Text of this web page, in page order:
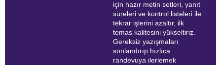
için hazır metin setleri, yanıt
süreleri ve kontrol listeleri ile
tekrar işlerini azaltır, ilk
temas kalitesini yükseltiriz.
Gereksiz yazışmaları
sonlandırıp hızlıca
randevuya ilerlemek